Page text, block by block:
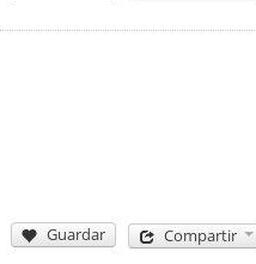
Guardar Compartir